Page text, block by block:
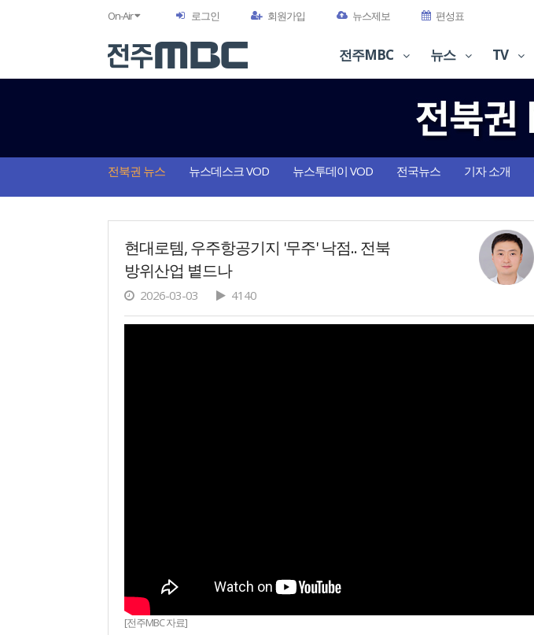
On-Air 로그인 회원가입 뉴스제보 편성표
전주MBC 뉴스 TV
전북권 뉴스 뉴스데스크 VOD 뉴스투데이 VOD 전국뉴스 기자 소개
현대로템, 우주항공기지 '무주' 낙점.. 전북
방위산업 볕드나
2026-03-03 4140
[전주MBC 자료]